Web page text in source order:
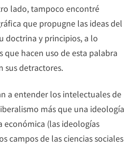
lado, tampoco encontré
que propugne las ideas del
doctrina y principios, a lo
que hacen uso de esta palabra
sus detractores.
a entender los intelectuales de
más que una ideología
económica (las ideologías
campos de las ciencias sociales